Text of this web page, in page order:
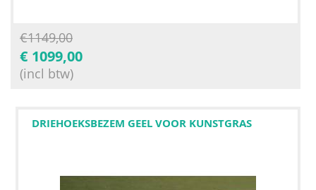
€1149,00
€ 1099,00
(incl btw)
DRIEHOEKSBEZEM GEEL VOOR KUNSTGRAS